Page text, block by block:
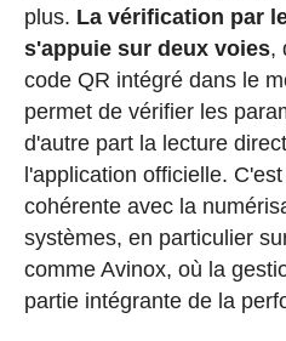
plus. La vérification par
s'appuie sur deux voies,
code QR intégré dans le
permet de vérifier les
d'autre part la lecture
l'application officielle.
cohérente avec la
systèmes, en particulier
comme Avinox, où la
partie intégrante de la